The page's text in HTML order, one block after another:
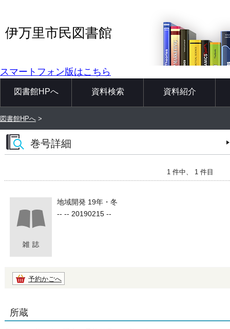
伊万里市民図書館
スマートフォン版はこちら
図書館HPへ 資料検索 資料紹介
図書館HPへ >
巻号詳細
1 件中、 1 件目
地域開発 19年・冬
-- -- 20190215 --
予約かごへ
所蔵